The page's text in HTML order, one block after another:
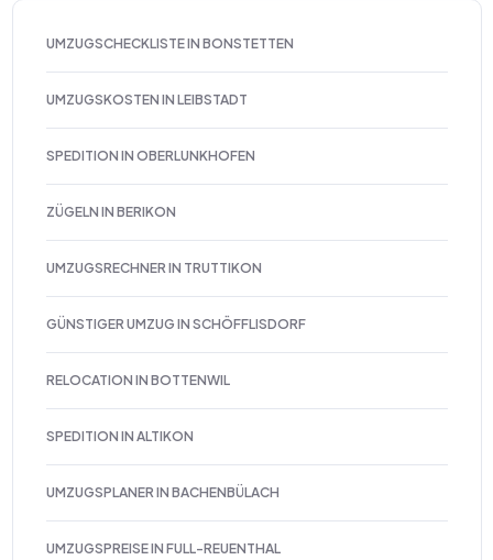
UMZUGSCHECKLISTE IN BONSTETTEN
UMZUGSKOSTEN IN LEIBSTADT
SPEDITION IN OBERLUNKHOFEN
ZÜGELN IN BERIKON
UMZUGSRECHNER IN TRUTTIKON
GÜNSTIGER UMZUG IN SCHÖFFLISDORF
RELOCATION IN BOTTENWIL
SPEDITION IN ALTIKON
UMZUGSPLANER IN BACHENBÜLACH
UMZUGSPREISE IN FULL-REUENTHAL